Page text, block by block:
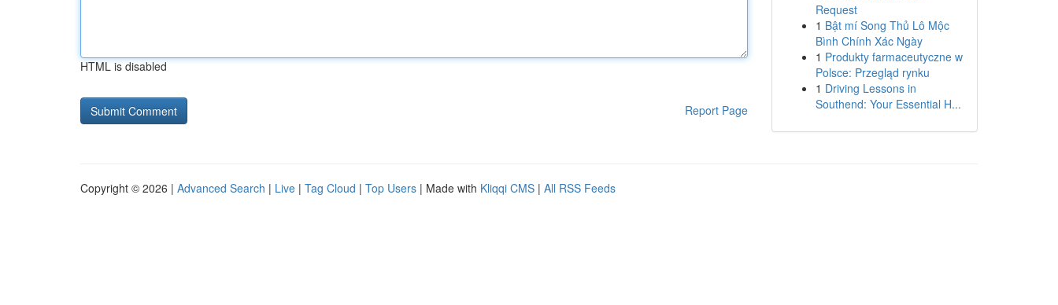
HTML is disabled
Report Page
Request
1 Bật mí Song Thủ Lô Mộc
Bình Chính Xác Ngày
1 Produkty farmaceutyczne w
Polsce: Przegląd rynku
1 Driving Lessons in
Southend: Your Essential H...
Copyright © 2026 | Advanced Search | Live | Tag Cloud | Top Users | Made with Kliqqi CMS | All RSS Feeds